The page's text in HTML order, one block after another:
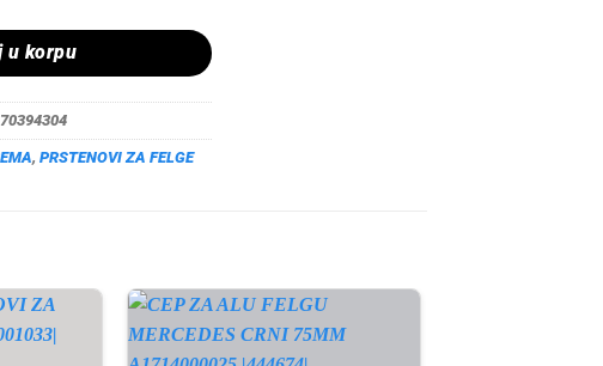
u korpu
70394304
, PRSTENOVI ZA FELGE